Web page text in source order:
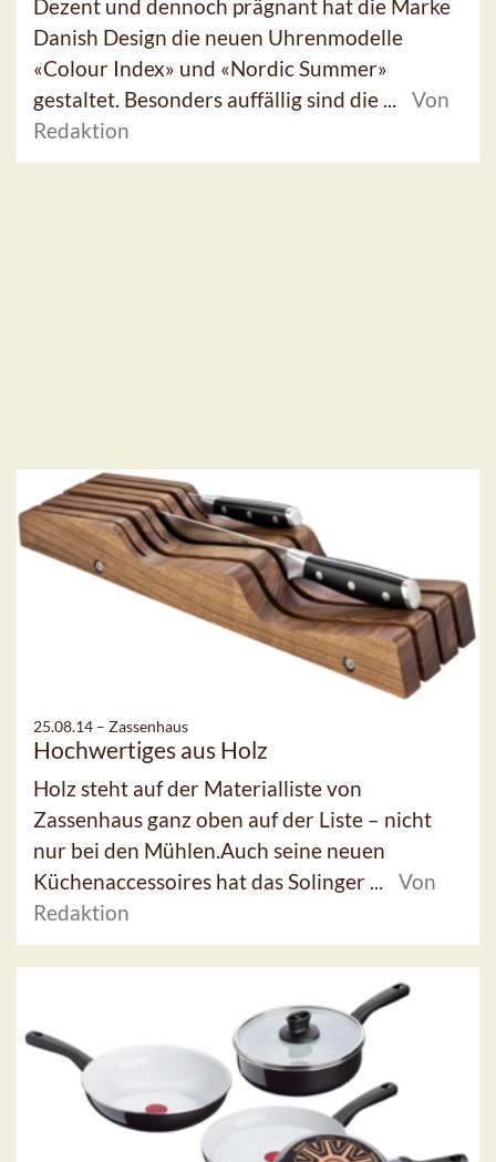
Dezent und dennoch prägnant hat die Marke
Danish Design die neuen Uhrenmodelle
«Colour Index» und «Nordic Summer»
gestaltet. Besonders auffällig sind die ...
Von
Redaktion
25.08.14 – Zassenhaus
Hochwertiges aus Holz
Holz steht auf der Materialliste von
Zassenhaus ganz oben auf der Liste – nicht
nur bei den Mühlen.Auch seine neuen
Küchenaccessoires hat das Solinger ...
Von
Redaktion